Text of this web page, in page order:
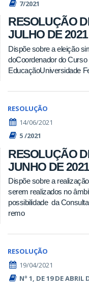
7/2021
RESOLUÇÃO
JULHO DE 2021
Dispõe sobre a eleição
doCoordenador do
EducaçãoUniversidade
RESOLUÇÃO
14/06/2021
5 /2021
RESOLUÇÃO
JUNHO DE
Dispõe sobre a
serem realizados no
possibilidade da
remo
RESOLUÇÃO
19/04/2021
Nº 1, DE 19 DE ABRIL